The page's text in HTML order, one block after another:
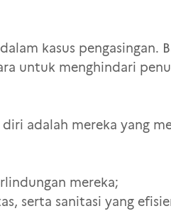
kasus pengasingan.
untuk menghindari
adalah mereka yang
mereka;
serta sanitasi yang